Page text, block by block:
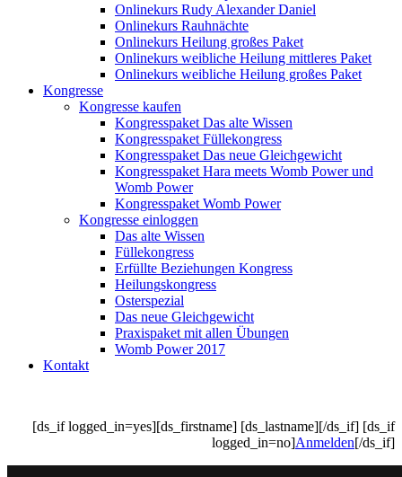
Onlinekurs Rudy Alexander Daniel
Onlinekurs Rauhnächte
Onlinekurs Heilung großes Paket
Onlinekurs weibliche Heilung mittleres Paket
Onlinekurs weibliche Heilung großes Paket
Kongresse
Kongresse kaufen
Kongresspaket Das alte Wissen
Kongresspaket Füllekongress
Kongresspaket Das neue Gleichgewicht
Kongresspaket Hara meets Womb Power und
Womb Power
Kongresspaket Womb Power
Kongresse einloggen
Das alte Wissen
Füllekongress
Erfüllte Beziehungen Kongress
Heilungskongress
Osterspezial
Das neue Gleichgewicht
Praxispaket mit allen Übungen
Womb Power 2017
Kontakt
[ds_if logged_in=yes][ds_firstname] [ds_lastname][/ds_if] [ds_if
logged_in=no]Anmelden[/ds_if]